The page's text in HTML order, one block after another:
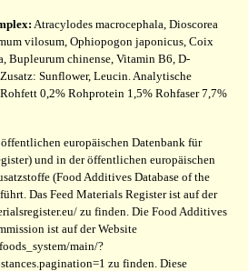
Atracylodes macrocephala, Dioscorea
vilosum, Ophiopogon japonicus, Coix
Bupleurum chinense, Vitamin B6, D-
Sunflower, Leucin. Analytische
0,2% Rohprotein 1,5% Rohfaser 7,7%
europäischen Datenbank für
und in der öffentlichen europäischen
(Food Additives Database of the
Das Feed Materials Register ist auf der
zu finden. Die Food Additives
ist auf der Website
main/?
zu finden. Diese